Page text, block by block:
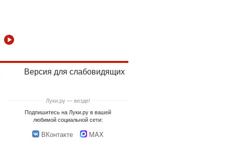
Версия для слабовидящих
Луки.ру — везде!
Подпишитесь на Луки.ру в вашей
любимой социальной сети:
ВКонтакте MAX